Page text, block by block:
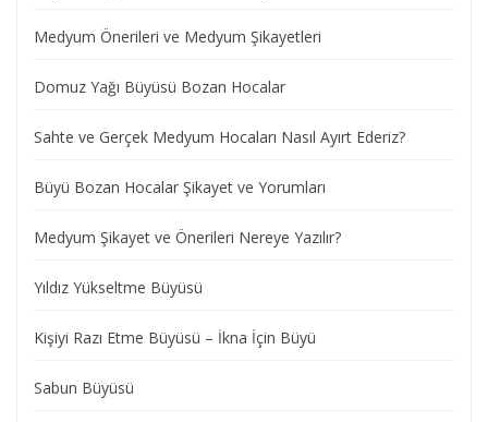
Medyum Önerileri ve Medyum Şikayetleri
Domuz Yağı Büyüsü Bozan Hocalar
Sahte ve Gerçek Medyum Hocaları Nasıl Ayırt Ederiz?
Büyü Bozan Hocalar Şikayet ve Yorumları
Medyum Şikayet ve Önerileri Nereye Yazılır?
Yıldız Yükseltme Büyüsü
Kişiyi Razı Etme Büyüsü – İkna İçin Büyü
Sabun Büyüsü